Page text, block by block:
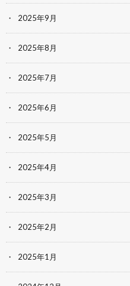
2025年9月
2025年8月
2025年7月
2025年6月
2025年5月
2025年4月
2025年3月
2025年2月
2025年1月